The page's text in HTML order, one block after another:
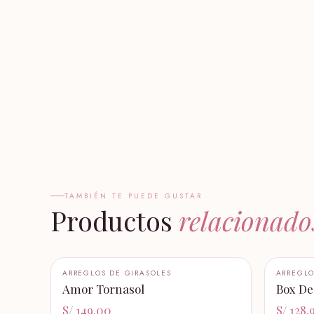
TAMBIÉN TE PUEDE GUSTAR
Productos
+ AÑADIR AL CARRITO
ARREGLOS DE GIRASOLES
Amor Tornasol
S/ 149.00
+
Box
S/